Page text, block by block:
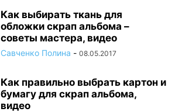
Как выбирать ткань для
обложки скрап альбома –
советы мастера, видео
Савченко Полина - 08.05.2017
Как правильно выбрать картон и
бумагу для скрап альбома,
видео